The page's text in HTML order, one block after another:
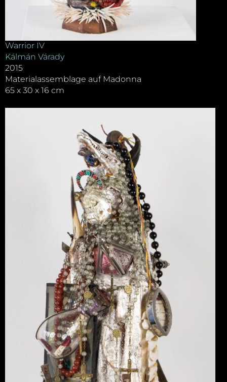
Warrior IV
Kálmán Várady
2015
Materialassemblage auf Madonna
65 x 30 x 16 cm